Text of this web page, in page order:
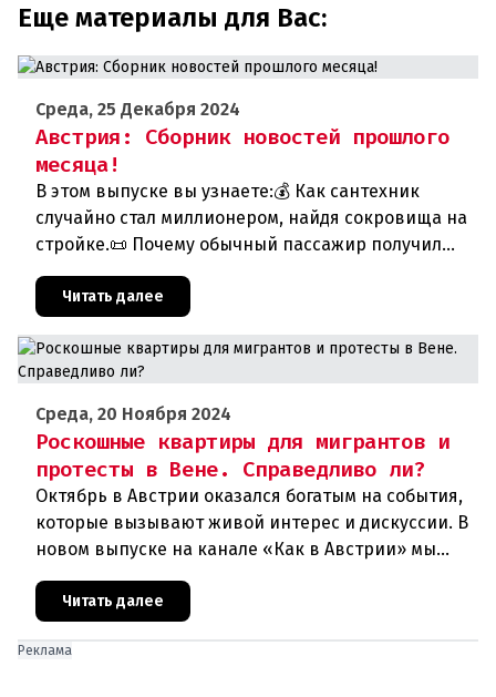
Еще материалы для Вас:
Среда, 25 Декабря 2024
Австрия: Сборник новостей прошлого
месяца!
В этом выпуске вы узнаете:💰 Как сантехник
случайно стал миллионером, найдя сокровища на
стройке.📜 Почему обычный пассажир получил
штраф за задержку с билетом в метро.🍺 Что ждет
австрийцев после оче
Читать далее
Среда, 20 Ноября 2024
Роскошные квартиры для мигрантов и
протесты в Вене. Справедливо ли?
Октябрь в Австрии оказался богатым на события,
которые вызывают живой интерес и дискуссии. В
новом выпуске на канале «Как в Австрии» мы
собрали самые важные темы месяца, чтобы вы
могли оставаться в ку
Читать далее
Реклама